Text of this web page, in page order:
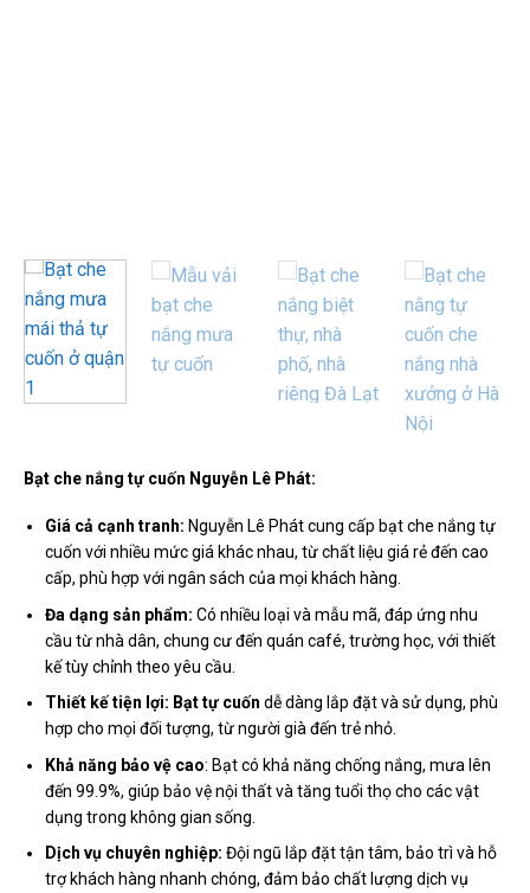
Bạt che nắng tự cuốn Nguyễn Lê Phát:
Giá cả cạnh tranh: Nguyễn Lê Phát cung cấp bạt che nắng tự
cuốn với nhiều mức giá khác nhau, từ chất liệu giá rẻ đến cao
cấp, phù hợp với ngân sách của mọi khách hàng.
Đa dạng sản phẩm: Có nhiều loại và mẫu mã, đáp ứng nhu
cầu từ nhà dân, chung cư đến quán café, trường học, với thiết
kế tùy chỉnh theo yêu cầu.
Thiết kế tiện lợi: Bạt tự cuốn dễ dàng lắp đặt và sử dụng, phù
hợp cho mọi đối tượng, từ người già đến trẻ nhỏ.
Khả năng bảo vệ cao: Bạt có khả năng chống nắng, mưa lên
đến 99.9%, giúp bảo vệ nội thất và tăng tuổi thọ cho các vật
dụng trong không gian sống.
Dịch vụ chuyên nghiệp: Đội ngũ lắp đặt tận tâm, bảo trì và hỗ
trợ khách hàng nhanh chóng, đảm bảo chất lượng dịch vụ